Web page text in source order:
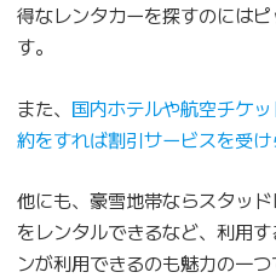
得なレンタカーを探すのには
す。
また、 国内ホテルや航空チケ
約をすれば割引サービスを受け
他にも、豪雪地帯ならスタッ
をレンタルできるなど、利用
ンが利用できるのも魅力の一つ